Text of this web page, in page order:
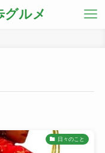
グルメ
日々のこと